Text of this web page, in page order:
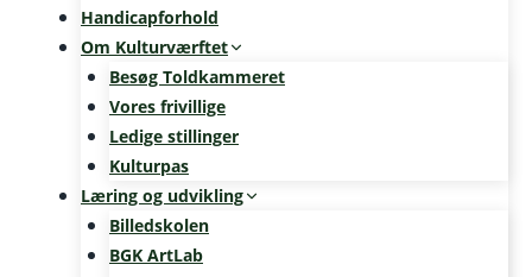
Handicapforhold
Om Kulturværftet
Besøg Toldkammeret
Vores frivillige
Ledige stillinger
Kulturpas
Læring og udvikling
Billedskolen
BGK ArtLab